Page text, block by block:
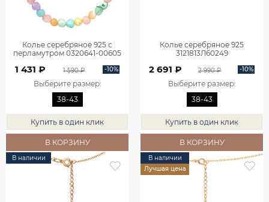
Колье серебряное 925 с
перламутром 0320641-00605
1 431 ₽ 1 590 ₽ -10%
Выберите размер:
38-43
Купить в один клик
В КОРЗИНУ
Колье серебряное 925
3121813Л60249
2 691 ₽ 2 990 ₽ -10%
Выберите размер:
38-43
Купить в один клик
В КОРЗИНУ
В наличии
В наличии
Лучшая цена